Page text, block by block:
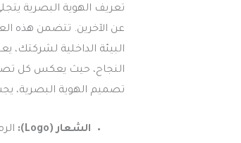
تعريف الهوية البصرية
عن الآخرين. تتضمن هذه
البيئة الداخلية لشركتك،
النجاح، حيث يعكس كل
تصميم الهوية البصرية،
الشعار (Logo):